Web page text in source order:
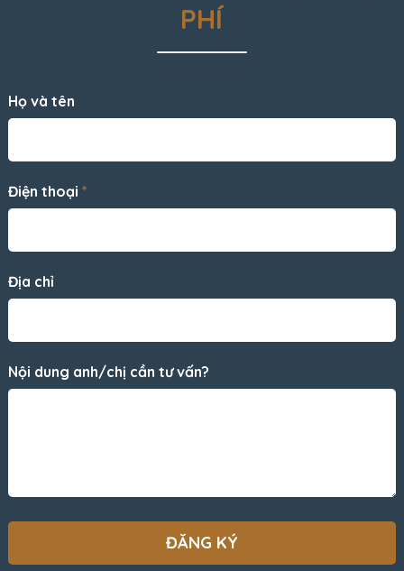
PHÍ
Họ và tên
Điện thoại *
Địa chỉ
Nội dung anh/chị cần tư vấn?